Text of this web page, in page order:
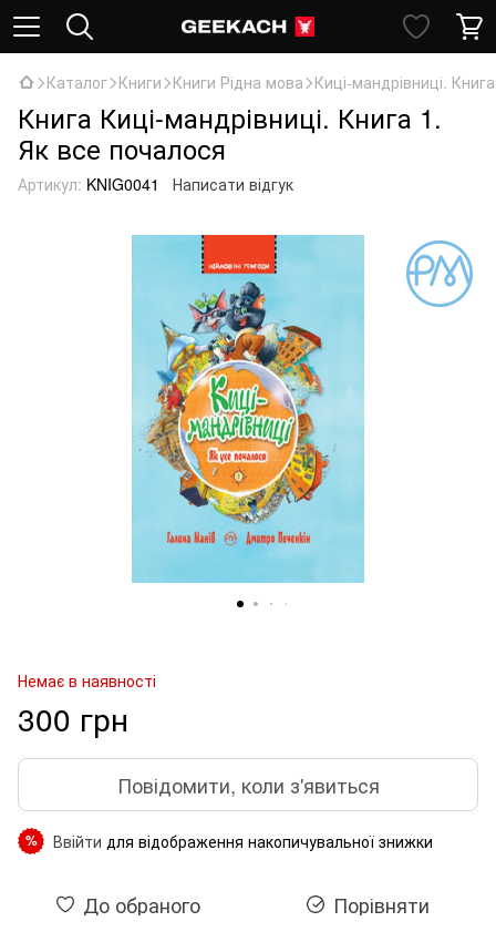
Каталог Книги Книги Рідна мова Киці-мандрівниці.
Книга Киці-мандрівниці. Книга 1.
Як все почалося
Артикул: KNIG0041 Написати відгук
Немає в наявності
300 грн
Повідомити, коли з'явиться
% Ввійти для відображення накопичувальної знижки
До обраного Порівняти